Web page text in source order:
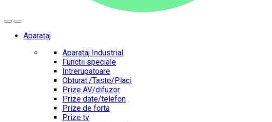
Aparataj
Aparataj Industrial
Functii speciale
Intrerupatoare
Obturat./Taste/Placi
Prize AV/difuzor
Prize date/telefon
Prize de forta
Prize tv